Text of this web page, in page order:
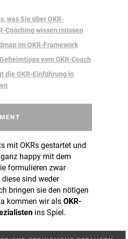
was Sie über OKR-
Coaching wissen müssen
im OKR-Framework
vom OKR-Coach
die OKR-Einführung in
mit OKRs gestartet und
happy mit dem
formulieren zwar
sind weder
bringen sie den nötigen
kommen wir als OKR-
ins Spiel.